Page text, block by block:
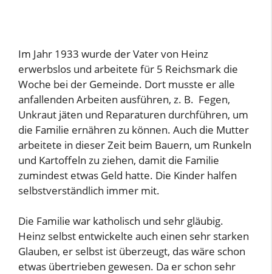
Im Jahr 1933 wurde der Vater von Heinz
erwerbslos und arbeitete für 5 Reichsmark die
Woche bei der Gemeinde. Dort musste er alle
anfallenden Arbeiten ausführen, z. B. Fegen,
Unkraut jäten und Reparaturen durchführen, um
die Familie ernähren zu können. Auch die Mutter
arbeitete in dieser Zeit beim Bauern, um Runkeln
und Kartoffeln zu ziehen, damit die Familie
zumindest etwas Geld hatte. Die Kinder halfen
selbstverständlich immer mit.
Die Familie war katholisch und sehr gläubig.
Heinz selbst entwickelte auch einen sehr starken
Glauben, er selbst ist überzeugt, das wäre schon
etwas übertrieben gewesen. Da er schon sehr